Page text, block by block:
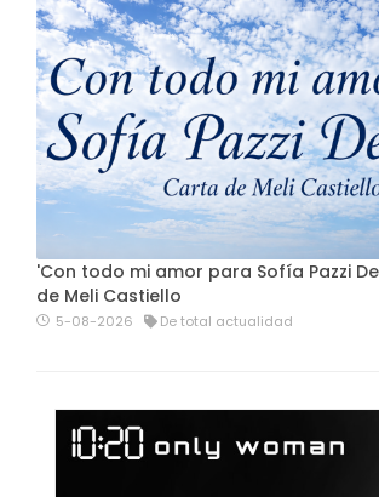
'Con todo mi amor para Sofía Pazzi
de Meli Castiello
5-08-2026 De total actualidad